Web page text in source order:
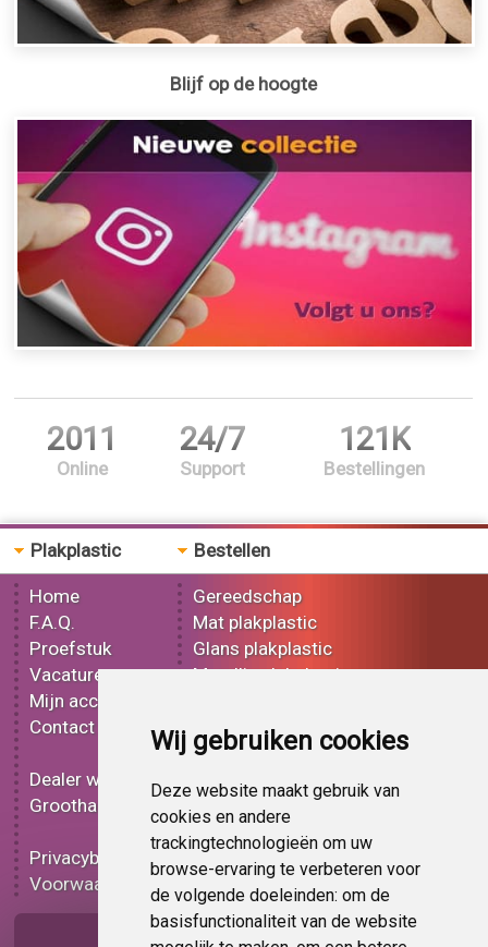
Wij gebruiken cookies
Deze website maakt gebruik van
cookies en andere
trackingtechnologieën om uw
browse-ervaring te verbeteren voor
de volgende doeleinden: om de
basisfunctionaliteit van de website
Blijf op de hoogte
2011
Online
24/7
Support
121K
Bestellingen
Plakplastic
Home
F.A.Q.
Proefstuk
Vacatures
Mijn account
Contact
Dealer worden
Groothandel
Privacybeleid
Voorwaarden
Bestellen
Gereedschap
Mat plakplastic
Glans plakplastic
Metallic plakplastic
Effect plakplastic
Bedrukt plakplastic
Carbon plakplastic
Lampen folie
Functionele folie
Plakplastic korting
Op bestelling
Pagina delen